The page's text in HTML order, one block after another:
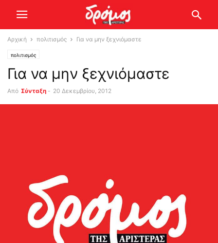
Αρχική πολιτισμός Για να μην ξεχνιόμαστε
πολιτισμός
Για να μην ξεχνιόμαστε
Από Σύνταξη - 20 Δεκεμβρίου, 2012